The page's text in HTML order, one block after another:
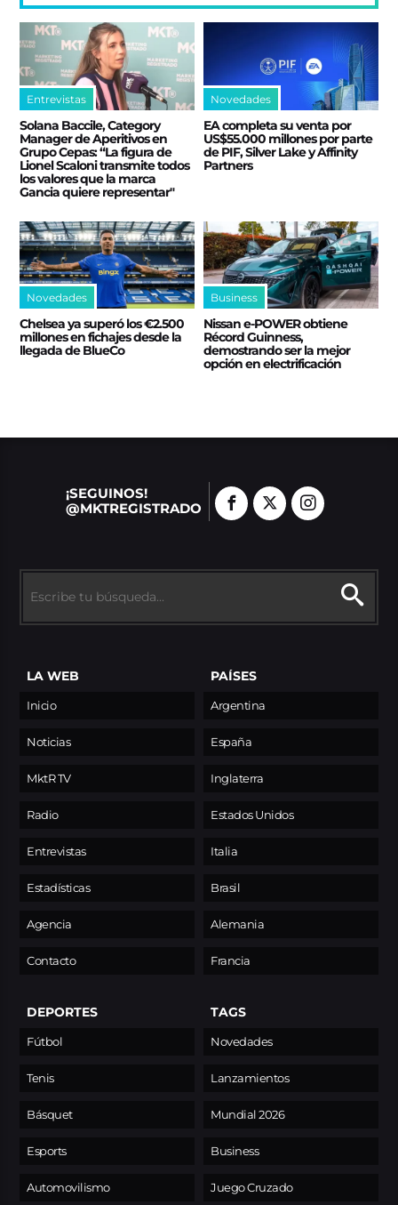
Entrevistas
Solana Baccile, Category
Manager de Aperitivos en
Grupo Cepas: “La figura de
Lionel Scaloni transmite todos
los valores que la marca
Gancia quiere representar"
Novedades
EA completa su venta por
US$55.000 millones por parte
de PIF, Silver Lake y Affinity
Partners
Novedades
Chelsea ya superó los €2.500
millones en fichajes desde la
llegada de BlueCo
Business
Nissan e‑POWER obtiene
Récord Guinness,
demostrando ser la mejor
opción en electrificación
¡SEGUINOS!
@MKTREGISTRADO
LA WEB
Inicio
Noticias
MktR TV
Radio
Entrevistas
Estadísticas
Agencia
Contacto
PAÍSES
Argentina
España
Inglaterra
Estados Unidos
Italia
Brasil
Alemania
Francia
DEPORTES
Fútbol
Tenis
Básquet
Esports
Automovilismo
TAGS
Novedades
Lanzamientos
Mundial 2026
Business
Juego Cruzado